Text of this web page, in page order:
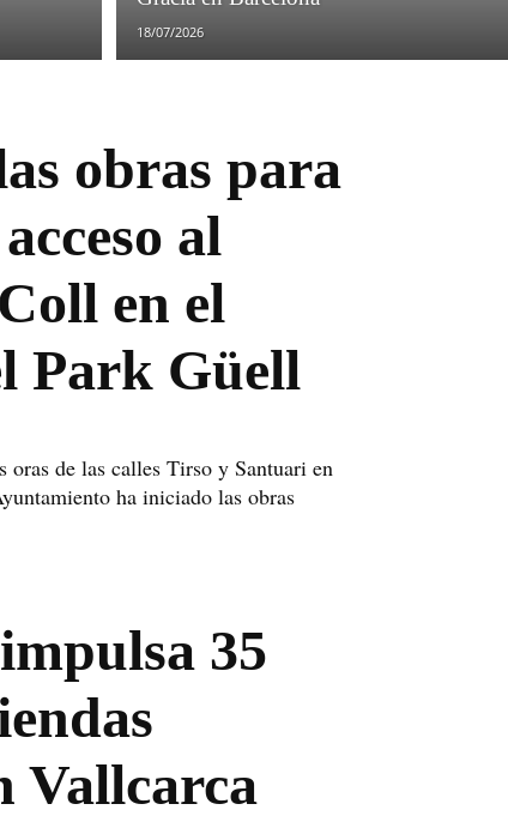
18/07/2026
obras para
al
en el
Park Güell
oras de las calles Tirso y Santuari en
ha iniciado las obras
35
Vallcarca